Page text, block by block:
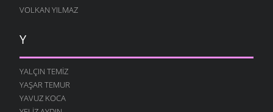
VOLKAN YILMAZ
Y
YALÇIN TEMIZ
YAŞAR TEMUR
YAVUZ KOCA